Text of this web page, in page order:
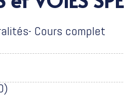
Cours complet